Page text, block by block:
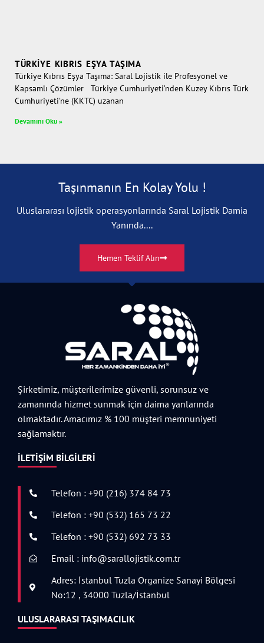
TÜRKIYE KIBRIS EŞYA TAŞIMA
Türkiye Kıbrıs Eşya Taşıma: Saral Lojistik ile Profesyonel ve
Kapsamlı Çözümler Türkiye Cumhuriyeti’nden Kuzey Kıbrıs Türk
Cumhuriyeti’ne (KKTC) uzanan
Devamını Oku »
Taşınmanın En Kolay Yolu !
Uluslararası lojistik operasyonlarında Saral Lojistik Damia
Yanında....
Hemen Teklif Alın
Şirketimiz, müşterilerimize güvenli, sorunsuz ve
zamanında hizmet sunmak için daima yanlarında
olmaktadır. Amacımız % 100 müşteri memnuniyeti
sağlamaktır.
İLETIŞIM BILGILERI
Telefon : +90 (216) 374 84 73
Telefon : +90 (532) 165 73 22
Telefon : +90 (532) 692 73 33
Email : info@sarallojistik.com.tr
Adres: İstanbul Tuzla Organize Sanayi Bölgesi
No:12 , 34000 Tuzla/İstanbul
ULUSLARARASI TAŞIMACILIK